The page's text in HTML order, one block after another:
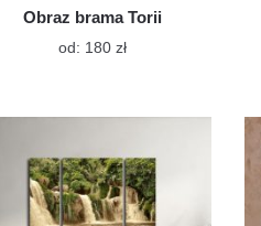
Obraz brama Torii
od: 180 złTen
wiele
Opcje
można
wybrać